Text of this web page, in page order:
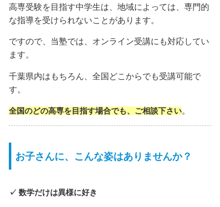
高専受験を目指す中学生は、地域によっては、専門的
な指導を受けられないことがあります。
ですので、当塾では、オンライン受講にも対応してい
ます。
千葉県内はもちろん、全国どこからでも受講可能で
す。
全国のどの高専を目指す場合でも、ご相談下さい。
お子さんに、こんな姿はありませんか？
✓ 数学だけは異様に好き